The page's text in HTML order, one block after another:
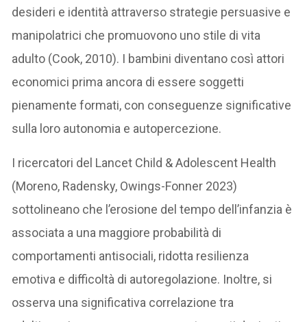
desideri e identità attraverso strategie persuasive e
manipolatrici che promuovono uno stile di vita
adulto (Cook, 2010). I bambini diventano così attori
economici prima ancora di essere soggetti
pienamente formati, con conseguenze significative
sulla loro autonomia e autopercezione.
I ricercatori del Lancet Child & Adolescent Health
(Moreno, Radensky, Owings-Fonner 2023)
sottolineano che l’erosione del tempo dell’infanzia è
associata a una maggiore probabilità di
comportamenti antisociali, ridotta resilienza
emotiva e difficoltà di autoregolazione. Inoltre, si
osserva una significativa correlazione tra